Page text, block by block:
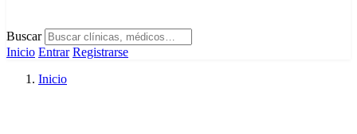
Buscar
Inicio Entrar Registrarse
Inicio